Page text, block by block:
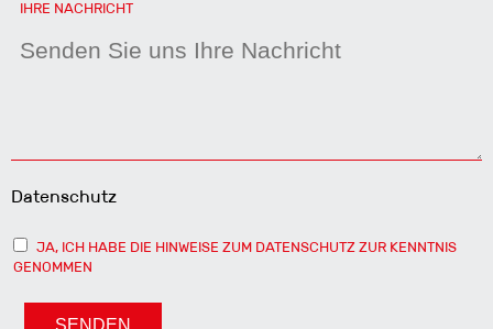
IHRE NACHRICHT
Datenschutz
JA, ICH HABE DIE HINWEISE ZUM DATENSCHUTZ ZUR KENNTNIS
GENOMMEN